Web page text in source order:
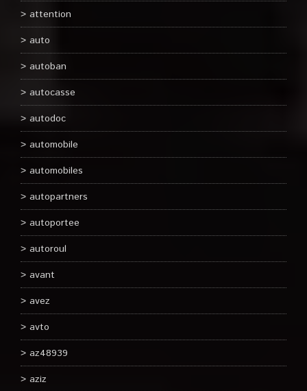
attention
auto
autoban
autocasse
autodoc
automobile
automobiles
autopartners
autoportee
autoroul
avant
avez
avto
az48939
aziz